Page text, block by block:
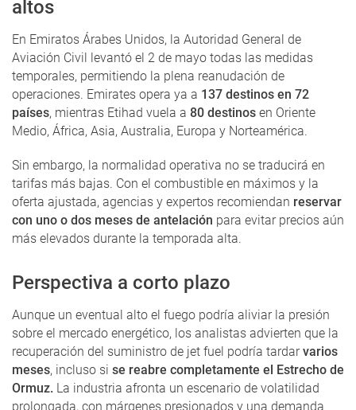
altos
En Emiratos Árabes Unidos, la Autoridad General de
Aviación Civil levantó el 2 de mayo todas las medidas
temporales, permitiendo la plena reanudación de
operaciones. Emirates opera ya a 137 destinos en 72
países, mientras Etihad vuela a 80 destinos en Oriente
Medio, África, Asia, Australia, Europa y Norteamérica.
Sin embargo, la normalidad operativa no se traducirá en
tarifas más bajas. Con el combustible en máximos y la
oferta ajustada, agencias y expertos recomiendan reservar
con uno o dos meses de antelación para evitar precios aún
más elevados durante la temporada alta.
Perspectiva a corto plazo
Aunque un eventual alto el fuego podría aliviar la presión
sobre el mercado energético, los analistas advierten que la
recuperación del suministro de jet fuel podría tardarvarios
meses, incluso si se reabre completamente el Estrecho de
Ormuz. La industria afronta un escenario de volatilidad
prolongada, con márgenes presionados y una demanda